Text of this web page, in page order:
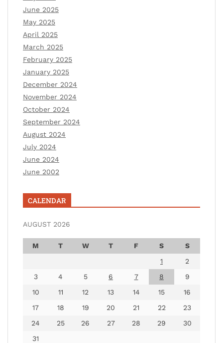
June 2025
May 2025
April 2025
March 2025
February 2025
January 2025
December 2024
November 2024
October 2024
September 2024
August 2024
July 2024
June 2024
June 2002
CALENDAR
AUGUST 2026
M T W T F S
S
1
2
3
4 5 6 7 8
9
10
11 12 13 14 15
16
17
18 19 20 21 22
23
24
25 26 27 28 29
30
31